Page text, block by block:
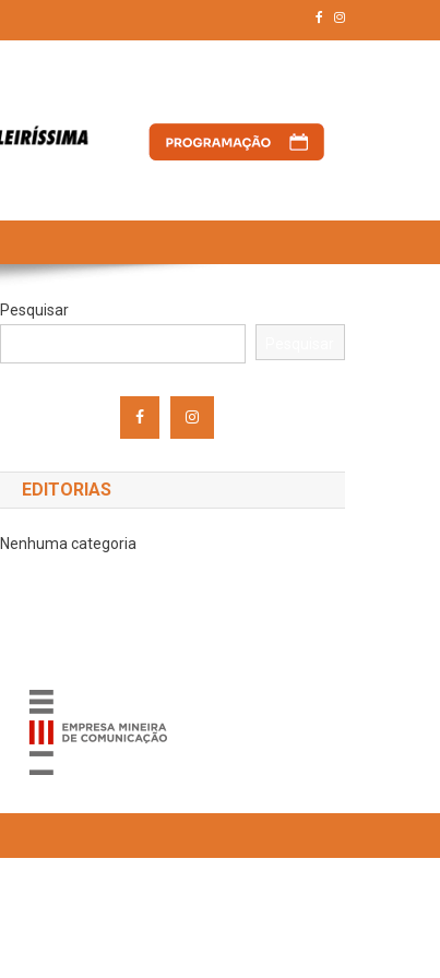
Pesquisar
EDITORIAS
Nenhuma categoria